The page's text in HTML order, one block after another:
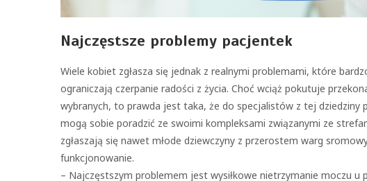
Najczęstsze problemy pacjentek
Wiele kobiet zgłasza się jednak z realnymi problemami, które
ograniczają czerpanie radości z życia. Choć wciąż pokutuje
wybranych, to prawda jest taka, że do specjalistów z tej dziedziny
mogą sobie poradzić ze swoimi kompleksami związanymi ze
zgłaszają się nawet młode dziewczyny z przerostem warg
funkcjonowanie.
– Najczęstszym problemem jest wysiłkowe nietrzymanie moczu u